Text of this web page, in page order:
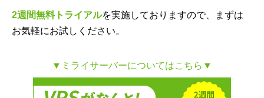
2週間無料トライアルを実施しておりますので、まずは
お気軽にお試しください。
▼ミライサーバーについてはこちら▼